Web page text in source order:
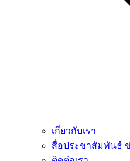
เกี่ยวกับเรา
สื่อประชาสัมพันธ์